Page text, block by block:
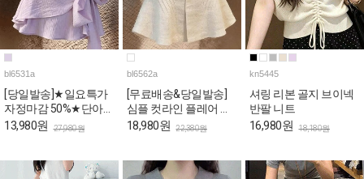
bl6531a
[당일발송]★일요특가
자정마감 50%★단아한
퍼플 리본랩 퍼프 블라
13,980원 27,980원
bl6562a
[무료배송&당일발송]
심플 컷라인 플레어 반
팔 블라우스
18,980원 22,380원
kn5445
셔링 리본 골지 브이넥
반팔 니트
16,980원 18,180원